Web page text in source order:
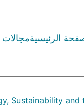
الرئيسيةمجالات